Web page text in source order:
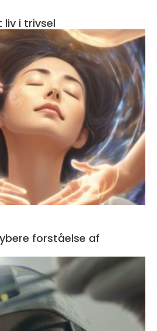
liv i trivsel
forståelse af